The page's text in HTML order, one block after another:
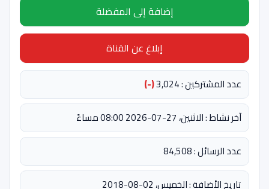
إضافة إلى المفضلة
إبلاغ عن القناة
: 3,024
(-)
27-07-2026 08:00 مساءً
: 84,508
: الخميس، 02-08-2018